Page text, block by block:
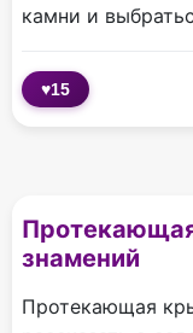
камни и
♥15
знамений
Протекающая